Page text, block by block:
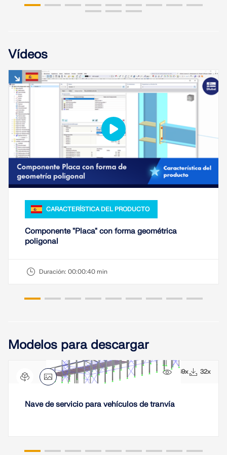
SABER MÁS
Herramienta de Zona Geográfica
El servicio en línea de Dlubal proporciona mapas de
zonas para la determinación rápida de cargas de
nieve, velocidades del viento y datos sísmicos.
ZONAS DE CARGA
Vídeos
CARACTERÍSTICA DEL PRODUCTO
Componente "Placa" con forma geométrica
poligonal
Duración: 00:00:40 min
Modelos para descargar
269x 32x
Nave de servicio para vehículos de tranvía